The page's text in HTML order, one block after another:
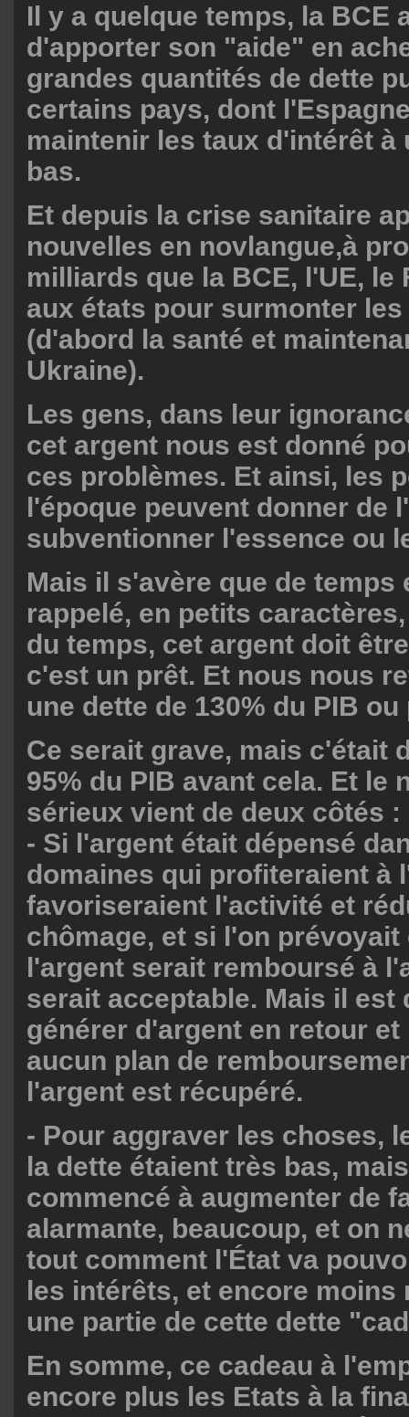
Il y a quelque temps, la BCE
d'apporter son "aide" en
grandes quantités de dette
certains pays, dont
maintenir les taux d'intérêt à
bas.
Et depuis la crise sanitaire
nouvelles en novlangue,à
milliards que la BCE, l'UE, le
aux états pour surmonter
(d'abord la santé et
Ukraine).
Les gens, dans leur
cet argent nous est donné
ces problèmes. Et ainsi, les
l'époque peuvent donner de
subventionner l'essence ou
Mais il s'avère que de temps
rappelé, en petits
du temps, cet argent doit
c'est un prêt. Et nous nous
une dette de 130% du PIB
Ce serait grave, mais c'était
95% du PIB avant cela. Et le
sérieux vient de deux côtés :
- Si l'argent était dépensé
domaines qui profiteraient à
favoriseraient l'activité et
chômage, et si l'on prévoyait
l'argent serait remboursé à
serait acceptable. Mais il est
générer d'argent en retour
aucun plan de
l'argent est récupéré.
- Pour aggraver les choses,
la dette étaient très bas,
commencé à augmenter de
alarmante, beaucoup, et on
tout comment l'État va
les intérêts, et encore moins
une partie de cette dette
En somme, ce cadeau à
encore plus les Etats à la